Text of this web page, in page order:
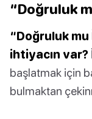
“Doğruluk
“Doğruluk
ihtiyacın var?
başlatmak için
bulmaktan